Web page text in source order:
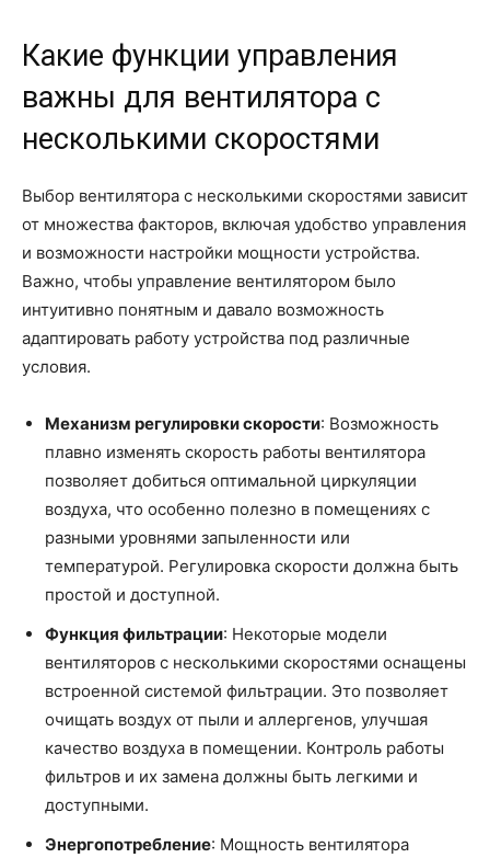
Какие функции управления
важны для вентилятора с
несколькими скоростями
Выбор вентилятора с несколькими скоростями зависит
от множества факторов, включая удобство управления
и возможности настройки мощности устройства.
Важно, чтобы управление вентилятором было
интуитивно понятным и давало возможность
адаптировать работу устройства под различные
условия.
Механизм регулировки скорости: Возможность
плавно изменять скорость работы вентилятора
позволяет добиться оптимальной циркуляции
воздуха, что особенно полезно в помещениях с
разными уровнями запыленности или
температурой. Регулировка скорости должна быть
простой и доступной.
Функция фильтрации: Некоторые модели
вентиляторов с несколькими скоростями оснащены
встроенной системой фильтрации. Это позволяет
очищать воздух от пыли и аллергенов, улучшая
качество воздуха в помещении. Контроль работы
фильтров и их замена должны быть легкими и
доступными.
Энергопотребление: Мощность вентилятора